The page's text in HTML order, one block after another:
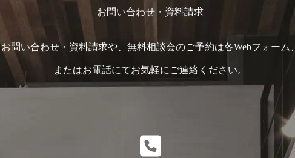
お問い合わせ・資料請求
お問い合わせ・資料請求や、無料相談会のご予約は各Webフォーム、
またはお電話にてお気軽にご連絡ください。